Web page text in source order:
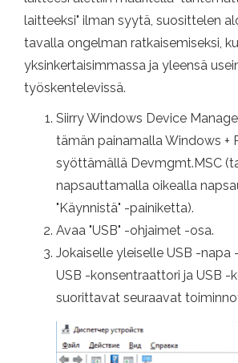
laitteeksi" ilman syytä, suosittelen
tavalla ongelman ratkaisemiseksi,
yksinkertaisimmassa ja yleensä
työskentelevissä.
Siirry Windows Device
tämän painamalla Windows +
syöttämällä Devmgmt.MSC
napsauttamalla oikealla
"Käynnistä" -painiketta).
Avaa "USB" -ohjaimet -osa.
Jokaiselle yleiselle USB -
USB -konsentraattori ja USB
suorittavat seuraavat